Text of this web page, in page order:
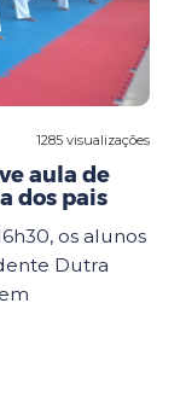
1285 visualizações
aula de
dos pais
os alunos
Dutra